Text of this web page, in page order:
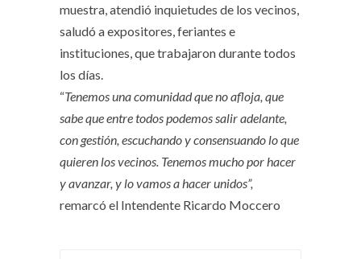
muestra, atendió inquietudes de los vecinos,
saludó a expositores, feriantes e
instituciones, que trabajaron durante todos
los días.
“Tenemos una comunidad que no afloja, que
sabe que entre todos podemos salir adelante,
con gestión, escuchando y consensuando lo que
quieren los vecinos. Tenemos mucho por hacer
y avanzar, y lo vamos a hacer unidos”,
remarcó el Intendente Ricardo Moccero